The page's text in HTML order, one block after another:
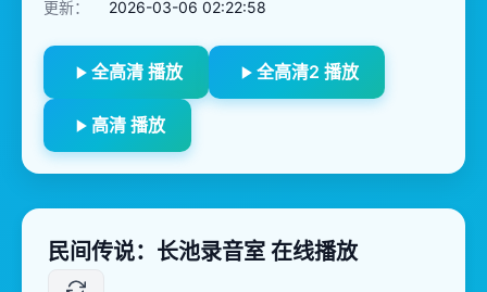
更新： 2026-03-06 02:22:58
全高清 播放 全高清2 播放
高清 播放
民间传说：长池录音室 在线播放